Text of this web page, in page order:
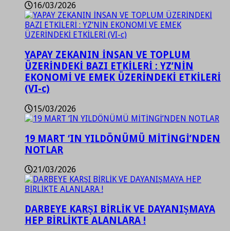
16/03/2026
YAPAY ZEKANIN İNSAN VE TOPLUM
ÜZERİNDEKİ BAZI ETKİLERİ : YZ’NİN
EKONOMİ VE EMEK ÜZERİNDEKİ ETKİLERİ
(VI-c)
15/03/2026
19 MART ‘IN YILDÖNÜMÜ MİTİNGİ’NDEN
NOTLAR
21/03/2026
DARBEYE KARŞI BİRLİK VE DAYANIŞMAYA
HEP BİRLİKTE ALANLARA !